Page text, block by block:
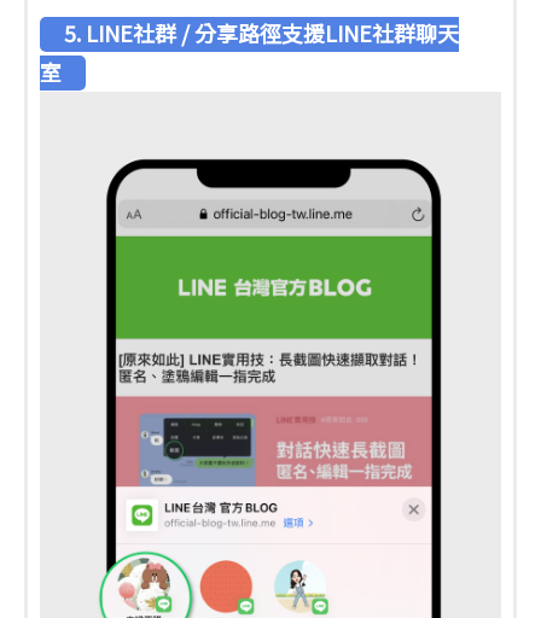
5. LINE社群 / 分享路徑支援LINE社群聊天
室